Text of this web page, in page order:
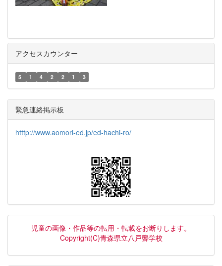
アクセスカウンター
5 1 4 2 2 1 3
緊急連絡掲示板
htttp://www.aomori-ed.jp/ed-hachi-ro/
児童の画像・作品等の転用・転載をお断りします。
Copyright(C)青森県立八戸聾学校